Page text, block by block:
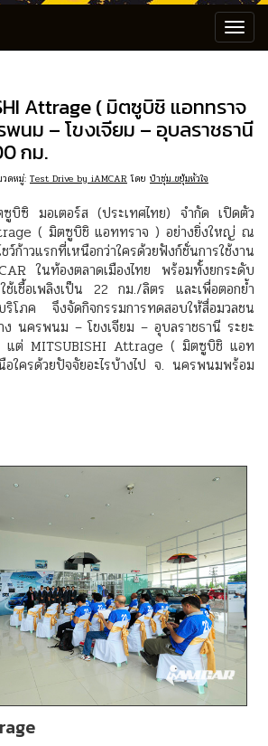
Attrage ( มิตซูบิชิ แอททราจ
พนม – โขงเจียม – อุบลราชธานี
กม.
ดหมู่: Test Drive by iAMCAR โดย ป๋าซุ่ม..ขยุ้มหัวใจ
บิซิ มอเตอร์ส (ประเทศไทย) จำกัด เปิดตัว
( มิตซูบิชิ แอททราจ ) อย่างยิ่งใหญ่ ณ
ก้าวแรกที่เหนือกว่าใครด้วยฟังก์ชั่นการใช้งาน
ในท้องตลาดเมืองไทย พร้อมทั้งยกระดับ
ใช้เชื้อเพลิงเป็น 22 กม./ลิตร และเพื่อตอกย้ำ
ริโภค จึงจัดกิจกรรมการทดสอบให้สื่อมวลชน
ง นครพนม – โขงเจียม – อุบลราชธานี ระยะ
แต่ MITSUBISHI Attrage ( มิตซูบิชิ แอท
ใครด้วยปัจจัยอะไรบ้างไป จ. นครพนมพร้อม